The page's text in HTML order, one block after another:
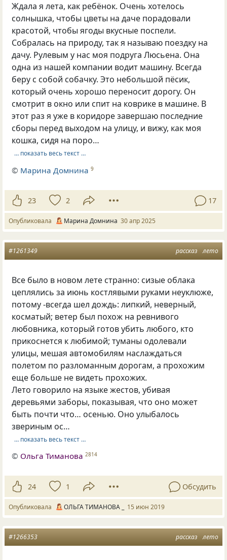
Ждала я лета, как ребёнок. Очень хотелось
солнышка, чтобы цветы на даче порадовали
красотой, чтобы ягоды вкусные поспели.
Собралась на природу, так я называю поездку на
дачу. Рулевым у нас моя подруга Люсьена. Она
одна из нашей компании водит машину. Всегда
беру с собой собачку. Это небольшой пёсик,
который очень хорошо переносит дорогу. Он
смотрит в окно или спит на коврике в машине. В
этот раз я уже в коридоре завершаю последние
сборы перед выходом на улицу, и вижу, как моя
кошка, сидя на поро…
… показать весь текст …
© Марина Домнина 9
23 2 17
Опубликовала Марина Домнина 30 апр 2025
рассказ лето
#1261349
Все было в новом лете странно: сизые облака
цеплялись за июнь костлявыми руками неуклюже,
потому -всегда шел дождь: липкий, неверный,
косматый; ветер был похож на ревнивого
любовника, который готов убить любого, кто
прикоснется к любимой; туманы одолевали
улицы, мешая автомобилям наслаждаться
полетом по разломанным дорогам, а прохожим
еще больше не видеть прохожих.
Лето говорило на языке жестов, убивая
деревьями заборы, показывая, что оно может
быть почти что… осенью. Оно улыбалось
звериным ос…
… показать весь текст …
© Ольга Тиманова 2814
24 1 Обсудить
Опубликовала ОЛЬГА ТИМАНОВА _ 15 июн 2019
рассказ лето
#1266353